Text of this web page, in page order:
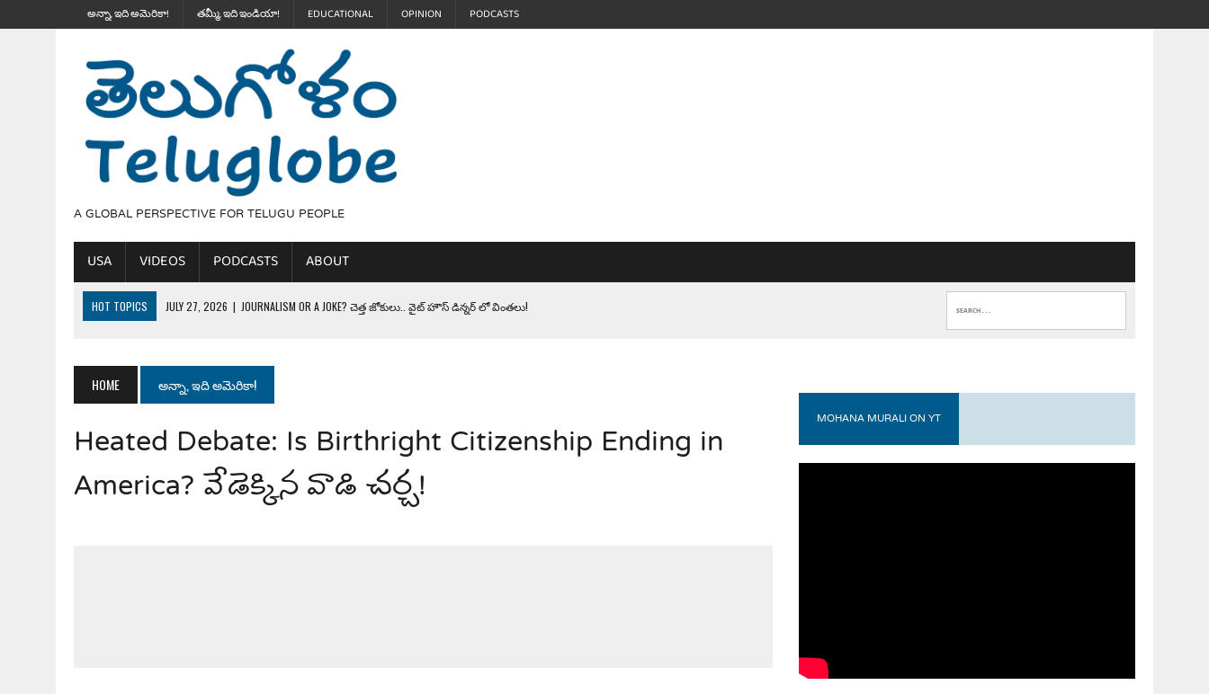
అన్నా, ఇది అమెరికా! తమ్మీ, ఇది ఇండియా! EDUCATIONAL OPINION PODCASTS
A GLOBAL PERSPECTIVE FOR TELUGU PEOPLE
USA VIDEOS PODCASTS ABOUT
HOT TOPICS JULY 27, 2026 | JOURNALISM OR A JOKE? చెత్త జోకులు.. వైట్ హౌస్ డిన్నర్ లో వింతలు!
JULY 24, 2026 | TRUMP’S WILD TOLL BOOTH SCHEME & THE $100K TELEPROMPTER BET. సముద్రంలో ట్రంప్ టోల్ బూత్
JULY 20, 2026
| THE REALITY OF COSTCO, WALMART IN GLOBAL MARKETS.. ఒక మాగా ‘మేధావి’ అజ్ఞానం
HOME అన్నా, ఇది అమెరికా!
Heated Debate: Is Birthright Citizenship Ending in
America? వేడెక్కిన వాడి చర్చ!
MOHANA MURALI ON YT